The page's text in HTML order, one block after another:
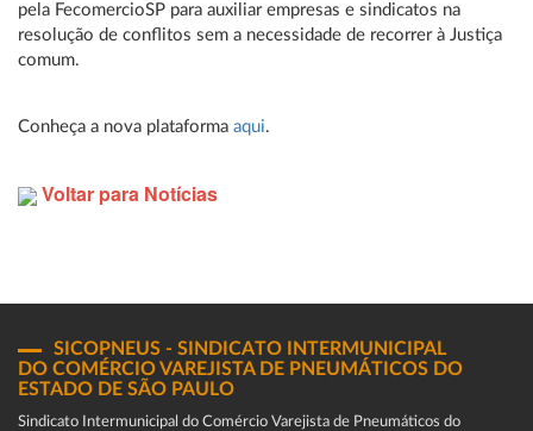
pela FecomercioSP para auxiliar empresas e sindicatos na
resolução de conflitos sem a necessidade de recorrer à Justiça
comum.
Conheça a nova plataforma aqui.
Voltar para Notícias
SICOPNEUS - SINDICATO INTERMUNICIPAL
DO COMÉRCIO VAREJISTA DE PNEUMÁTICOS DO
ESTADO DE SÃO PAULO
Sindicato Intermunicipal do Comércio Varejista de Pneumáticos do